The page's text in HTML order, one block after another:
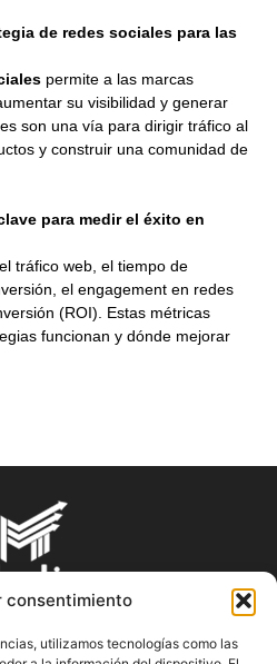
consentimiento
utilizamos tecnologías como las
de redes sociales para las
permite a las marcas
su visibilidad y generar
son una vía para dirigir tráfico al
y construir una comunidad de
para medir el éxito en
tráfico web, el tiempo de
el engagement en redes
(ROI). Estas métricas
funcionan y dónde mejorar